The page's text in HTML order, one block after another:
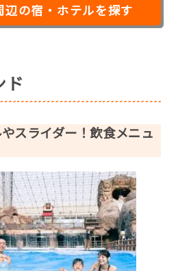
辺の宿・ホテルを探す
ド
スライダー！飲食メニュ